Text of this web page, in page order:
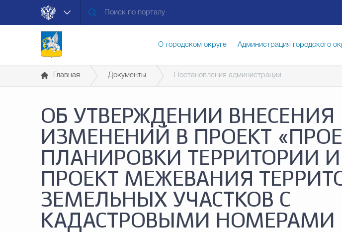
О городском округе Администрация городского
Муниципальные услуги Общество Счётная
Общественная безопасность
Открытые данные
Главная Документы Постановления администрации
ОБ УТВЕРЖДЕНИИ ВНЕСЕНИЯ
ИЗМЕНЕНИЙ В ПРОЕКТ
ПЛАНИРОВКИ ТЕРРИТОРИИ И
ПРОЕКТ МЕЖЕВАНИЯ
ЗЕМЕЛЬНЫХ УЧАСТКОВ С
КАДАСТРОВЫМИ НОМЕРАМИ